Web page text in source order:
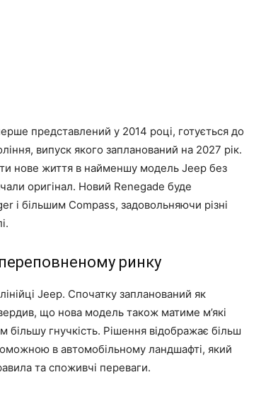
представлений у 2014 році, готується до
випуск якого запланований на 2027 рік.
нове життя в найменшу модель Jeep без
оригінал. Новий Renegade буде
і більшим Compass, задовольняючи різні
ринку
Jeep. Спочатку запланований як
що нова модель також матиме м’які
більшу гнучкість. Рішення відображає більш
в автомобільному ландшафті, який
та споживчі переваги.